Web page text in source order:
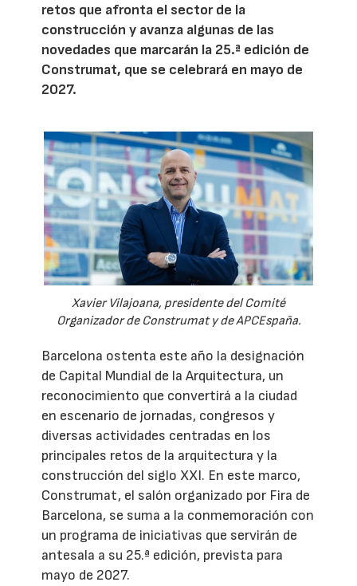
retos que afronta el sector de la
construcción y avanza algunas de las
novedades que marcarán la 25.ª edición de
Construmat, que se celebrará en mayo de
2027.
Xavier Vilajoana, presidente del Comité
Organizador de Construmat y de APCEspaña.
Barcelona ostenta este año la designación
de Capital Mundial de la Arquitectura, un
reconocimiento que convertirá a la ciudad
en escenario de jornadas, congresos y
diversas actividades centradas en los
principales retos de la arquitectura y la
construcción del siglo XXI. En este marco,
Construmat, el salón organizado por Fira de
Barcelona, se suma a la conmemoración con
un programa de iniciativas que servirán de
antesala a su 25.ª edición, prevista para
mayo de 2027.